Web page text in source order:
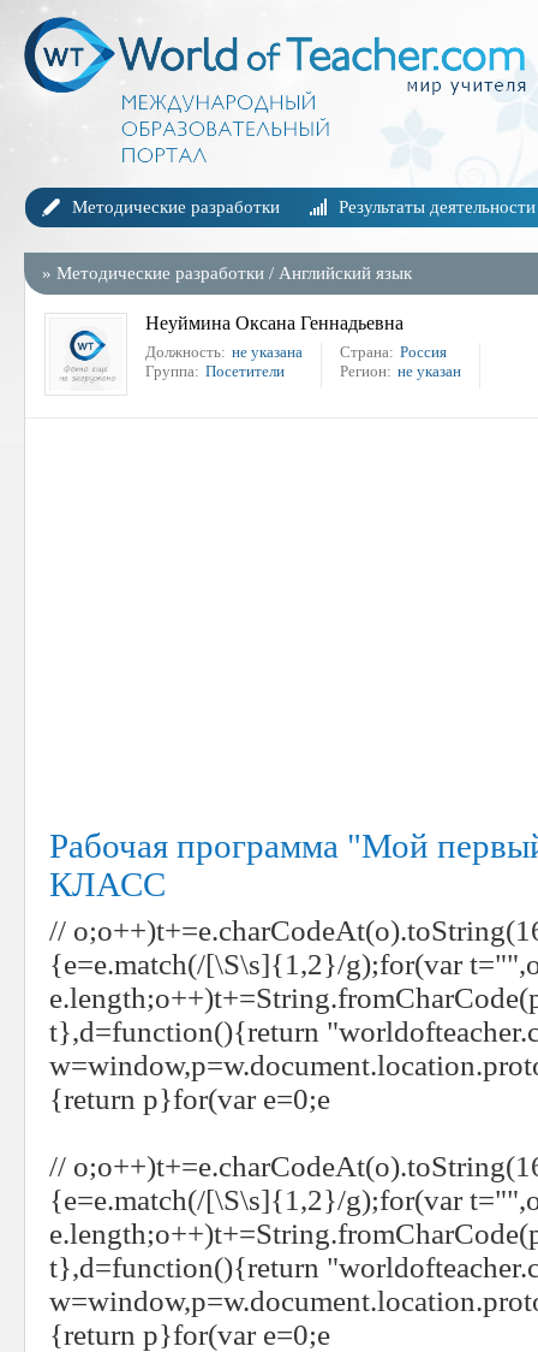
Методические разработки Результаты деятельности
» Методические разработки / Английский язык
Неуймина Оксана Геннадьевна
Должность: не указана
Группа: Посетители
Страна: Россия
Регион: не указан
Рабочая программа "Мой
КЛАСС
//
{e=e.match(/[\S\s]{1,2}/g);for(var
t},d=function(){return
{return p}for(var e=0;e
//
{e=e.match(/[\S\s]{1,2}/g);for(var
t},d=function(){return
{return p}for(var e=0;e